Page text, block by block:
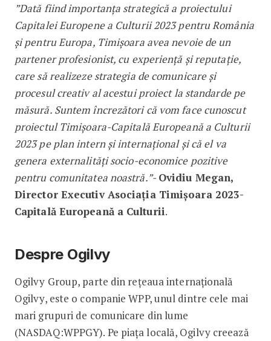
”Dată fiind importanța strategică a proiectului
Capitalei Europene a Culturii 2023 pentru România
și pentru Europa, Timișoara avea nevoie de un
partener profesionist, cu experiență și reputație,
care să realizeze strategia de comunicare și
procesul creativ al acestui proiect la standarde pe
măsură. Suntem încrezători că vom face cunoscut
proiectul Timișoara-Capitală Europeană a Culturii
2023 pe plan intern și internațional și că el va
genera externalități socio-economice pozitive
pentru comunitatea noastră.”- Ovidiu Megan,
Director Executiv Asociația Timișoara 2023-
Capitală Europeană a Culturii.
Despre Ogilvy
Ogilvy Group, parte din rețeaua internațională
Ogilvy, este o companie WPP, unul dintre cele mai
mari grupuri de comunicare din lume
(NASDAQ:WPPGY). Pe piața locală, Ogilvy creează